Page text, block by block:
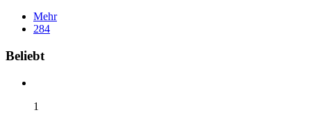
Mehr
284
Widgets
Beliebt
1